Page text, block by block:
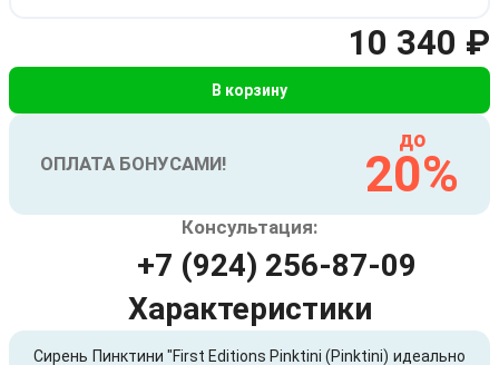
10 340 ₽
В корзину
ОПЛАТА БОНУСАМИ!
до
20%
Консультация:
+7 (924) 256-87-09
Характеристики
Сирень Пинктини "First Editions Pinktini (Pinktini) идеально